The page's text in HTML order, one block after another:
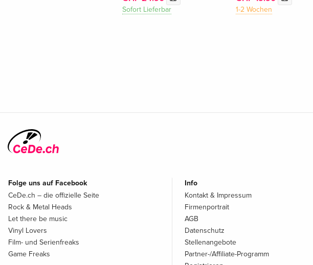
Sofort Lieferbar 1-2 Wochen
Folge uns auf Facebook
CeDe.ch – die offizielle Seite
Rock & Metal Heads
Let there be music
Vinyl Lovers
Film- und Serienfreaks
Game Freaks
Info
Kontakt & Impressum
Firmenportrait
AGB
Datenschutz
Stellenangebote
Partner-/Affiliate-Programm